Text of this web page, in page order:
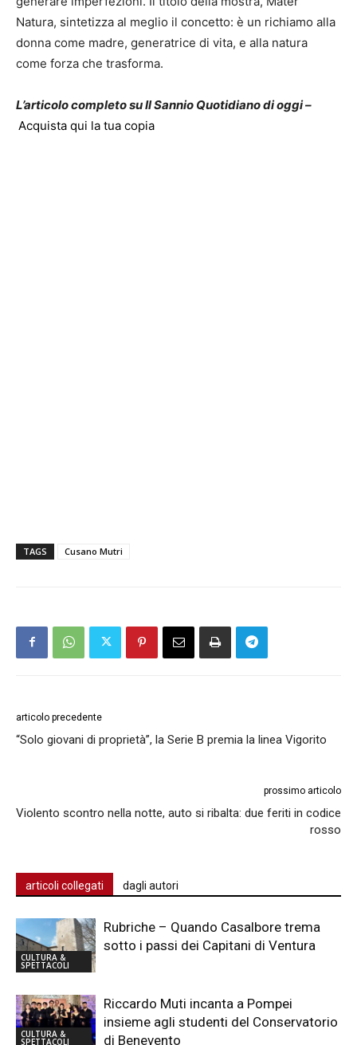
Natura, sintetizza al meglio il concetto: è un richiamo alla
donna come madre, generatrice di vita, e alla natura
come forza che trasforma.
L’articolo completo su Il Sannio Quotidiano di oggi –
Acquista qui la tua copia
TAGS Cusano Mutri
articolo precedente
“Solo giovani di proprietà”, la Serie B premia la linea Vigorito
prossimo articolo
Violento scontro nella notte, auto si ribalta: due feriti in codice
rosso
articoli collegati dagli autori
CULTURA &
SPETTACOLI
Rubriche – Quando Casalbore trema
sotto i passi dei Capitani di Ventura
CULTURA &
SPETTACOLI
Riccardo Muti incanta a Pompei
insieme agli studenti del Conservatorio
di Benevento